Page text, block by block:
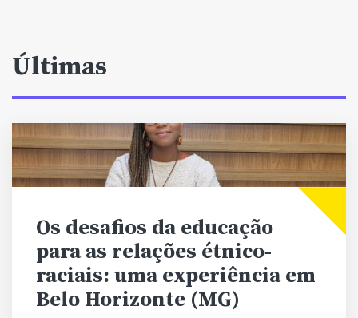
Últimas
Os desafios da educação
para as relações étnico-
raciais: uma experiência em
Belo Horizonte (MG)